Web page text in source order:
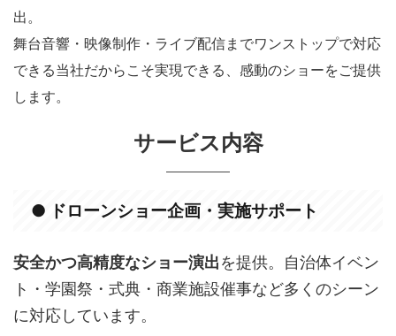
出。
舞台音響・映像制作・ライブ配信までワンストップで対応
できる当社だからこそ実現できる、感動のショーをご提供
します。
サービス内容
● ドローンショー企画・実施サポート
安全かつ高精度なショー演出を提供。自治体イベン
ト・学園祭・式典・商業施設催事など多くのシーン
に対応しています。